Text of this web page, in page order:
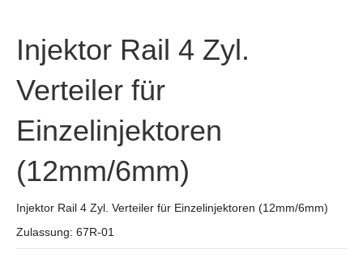
Injektor Rail 4 Zyl.
Verteiler für
Einzelinjektoren
(12mm/6mm)
Injektor Rail 4 Zyl. Verteiler für Einzelinjektoren (12mm/6mm)
Zulassung: 67R-01